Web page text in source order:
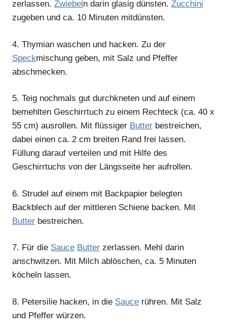
zerlassen. Zwiebeln darin glasig dünsten. Zucchini
zugeben und ca. 10 Minuten mitdünsten.
4. Thymian waschen und hacken. Zu der
Speckmischung geben, mit Salz und Pfeffer
abschmecken.
5. Teig nochmals gut durchkneten und auf einem
bemehlten Geschirrtuch zu einem Rechteck (ca. 40 x
55 cm) ausrollen. Mit flüssiger Butter bestreichen,
dabei einen ca. 2 cm breiten Rand frei lassen.
Füllung darauf verteilen und mit Hilfe des
Geschirrtuchs von der Längsseite her aufrollen.
6. Strudel auf einem mit Backpapier belegten
Backblech auf der mittleren Schiene backen. Mit
Butter bestreichen.
7. Für die Sauce Butter zerlassen. Mehl darin
anschwitzen. Mit Milch ablöschen, ca. 5 Minuten
köcheln lassen.
8. Petersilie hacken, in die Sauce rühren. Mit Salz
und Pfeffer würzen.